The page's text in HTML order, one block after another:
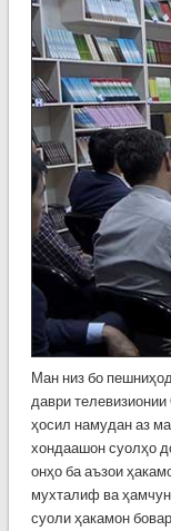
Ман низ бо
даври
ҳосил намудан аз
хондаашон суолҳо
онҳо ба аъзои
мухталиф ва
суоли ҳакамон